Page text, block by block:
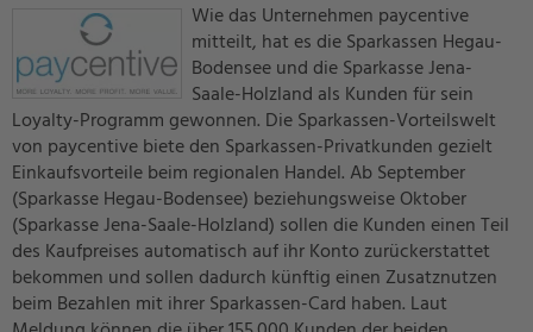
Wie das Unternehmen paycentive
mitteilt, hat es die Sparkassen Hegau-
Bodensee und die Sparkasse Jena-
Saale-Holzland als Kunden für sein
Loyalty-Programm gewonnen. Die Sparkassen-Vorteilswelt
von paycentive biete den Sparkassen-Privatkunden gezielt
Einkaufsvorteile beim regionalen Handel. Ab September
(Sparkasse Hegau-Bodensee) beziehungsweise Oktober
(Sparkasse Jena-Saale-Holzland) sollen die Kunden einen Teil
des Kaufpreises automatisch auf ihr Konto zurückerstattet
bekommen und sollen dadurch künftig einen Zusatznutzen
beim Bezahlen mit ihrer Sparkassen-Card haben. Laut